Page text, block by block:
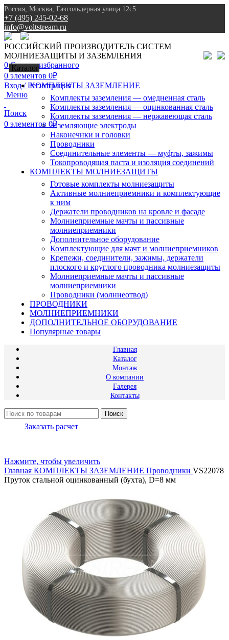
Россия, Москва, Газгольдерная улица 12с5
+7 (495) 245-02-68
info@voltstream.ru
8 (495) 245-02-68
РОССИЙСКИЙ ПРОИЗВОДИТЕЛЬ СИСТЕМ
МОЛНИЕЗАЩИТЫ И ЗАЗЕМЛЕНИЯ
0Список избранного
0 элементов 0₽
Вход / Регистрация
Меню
Поиск
0 элементов 0₽
Каталог
КОМПЛЕКТЫ ЗАЗЕМЛЕНИЕ
Комплекты заземления — омедненная сталь
Комплекты заземления — оцинкованная сталь
Комплекты заземления — нержавеющая сталь
Заземляющие электроды
Наконечнки и головки
Проводники
Соединительные элементы — муфты, зажимы
Токопроводящая паста и изоляция соединений
КОМПЛЕКТЫ МОЛНИЕЗАЩИТЫ
Готовые комплекты молниезащиты
Активные молниеприемники и комплектующие
к ним
Держатели проводников на кровле и фасаде
Молниеприемные мачты и пассивные
молниеприемники
Дополнительное оборудование
Комплектующие для мачт и молниеприемников
Крепежи, соединители, зажимы, держатели
плоского и круглого проводника молниезащиты
Молниеприемные мачты и пассивные
молниеприемники
Проводники (молниеотвод)
ПРОВОДНИКИ
МОЛНИЕПРИЕМНИКИ
ДОПОЛНИТЕЛЬНОЕ ОБОРУДОВАНИЕ
Популярные товары
Главная
Каталог
Монтаж
О компании
Галерея
Контакты
Поиск
Заказать расчет
Нажмите, чтобы увеличить
Главная КОМПЛЕКТЫ ЗАЗЕМЛЕНИЕ Проводники VS22078
Пруток стальной оцинкованный (бухта), D=8 мм